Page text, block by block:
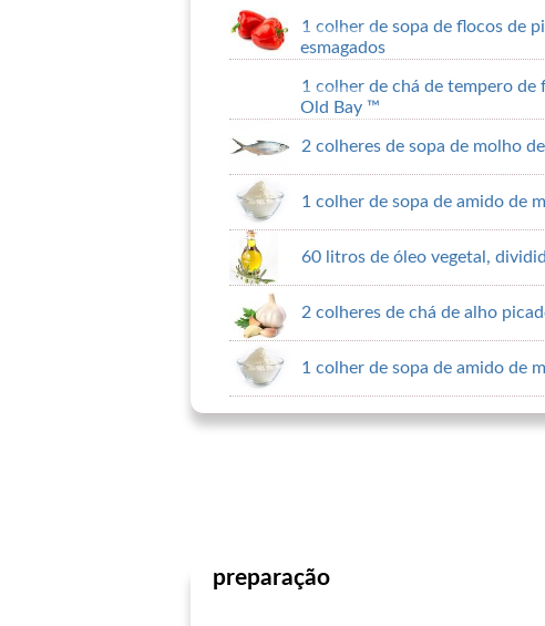
1 colher de sopa de flocos de
esmagados
1 colher de chá de tempero
Old Bay ™
2 colheres de sopa de molho
1 colher de sopa de amido de
60 litros de óleo vegetal,
2 colheres de chá de alho
1 colher de sopa de amido de
preparação